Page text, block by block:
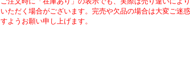
いただく場合がございます。完売や欠品の場合は大変ご迷
すようお願い申し上げます。